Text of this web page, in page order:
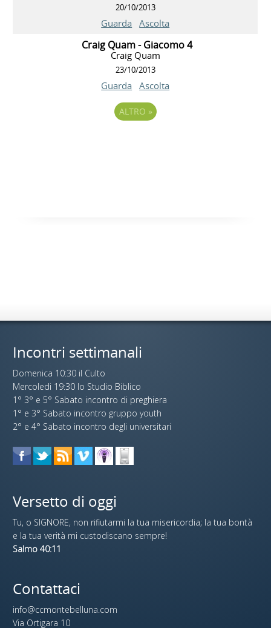
20/10/2013
Guarda Ascolta
Craig Quam - Giacomo 4
Craig Quam
23/10/2013
Guarda Ascolta
ALTRO »
Incontri settimanali
Domenica 10:30 il Culto
Mercoledi 19:30 lo Studio Biblico
1° 3° e 5° Sabato incontro di preghiera
1° e 3° Sabato incontro gruppo youth
2° e 4° Sabato incontro degli universitari
Versetto di oggi
Tu, o SIGNORE, non rifiutarmi la tua misericordia; la tua bontà
e la tua verità mi custodiscano sempre!
Salmo 40:11
Contattaci
info@ccmontebelluna.com
Via Ortigara 10